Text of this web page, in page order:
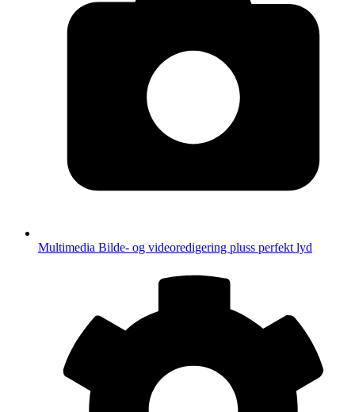
Multimedia Bilde- og videoredigering pluss perfekt lyd